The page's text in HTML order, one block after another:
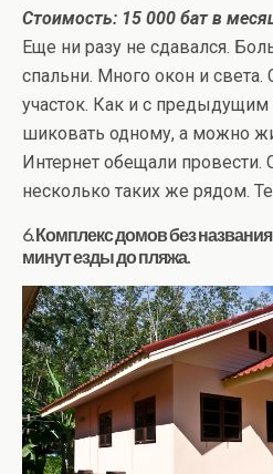
Стоимость: 15 000 бат в
Еще ни разу не сдавался.
спальни. Много окон и
участок. Как и с
шиковать одному, а можно
Интернет обещали провести.
несколько таких же рядом.
6. Комплекс домов без
минут езды до пляжа.